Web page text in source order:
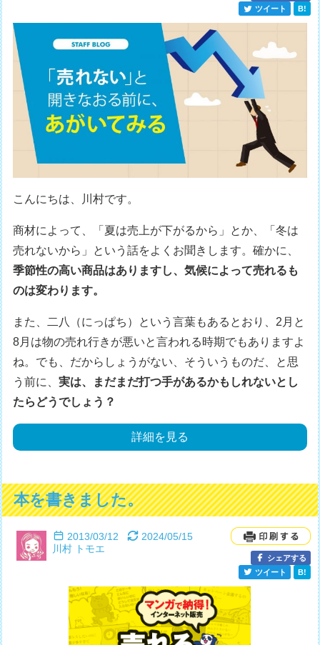
ツイート
B!
こんにちは、川村です。
商材によって、「夏は売上が下がるから」とか、「冬は
売れないから」という話をよくお聞きします。確かに、
季節性の高い商品はありますし、気候によって売れるも
のは変わります。
また、二八（にっぱち）という言葉もあるとおり、2月と
8月は物の売れ行きが悪いと言われる時期でもありますよ
ね。でも、だからしょうがない、そういうものだ、と思
う前に、実は、まだまだ打つ手があるかもしれないとし
たらどうでしょう？
詳細を見る
本を書きました。
2013/03/12
2024/05/15
川村 トモエ
シェアする
ツイート
B!